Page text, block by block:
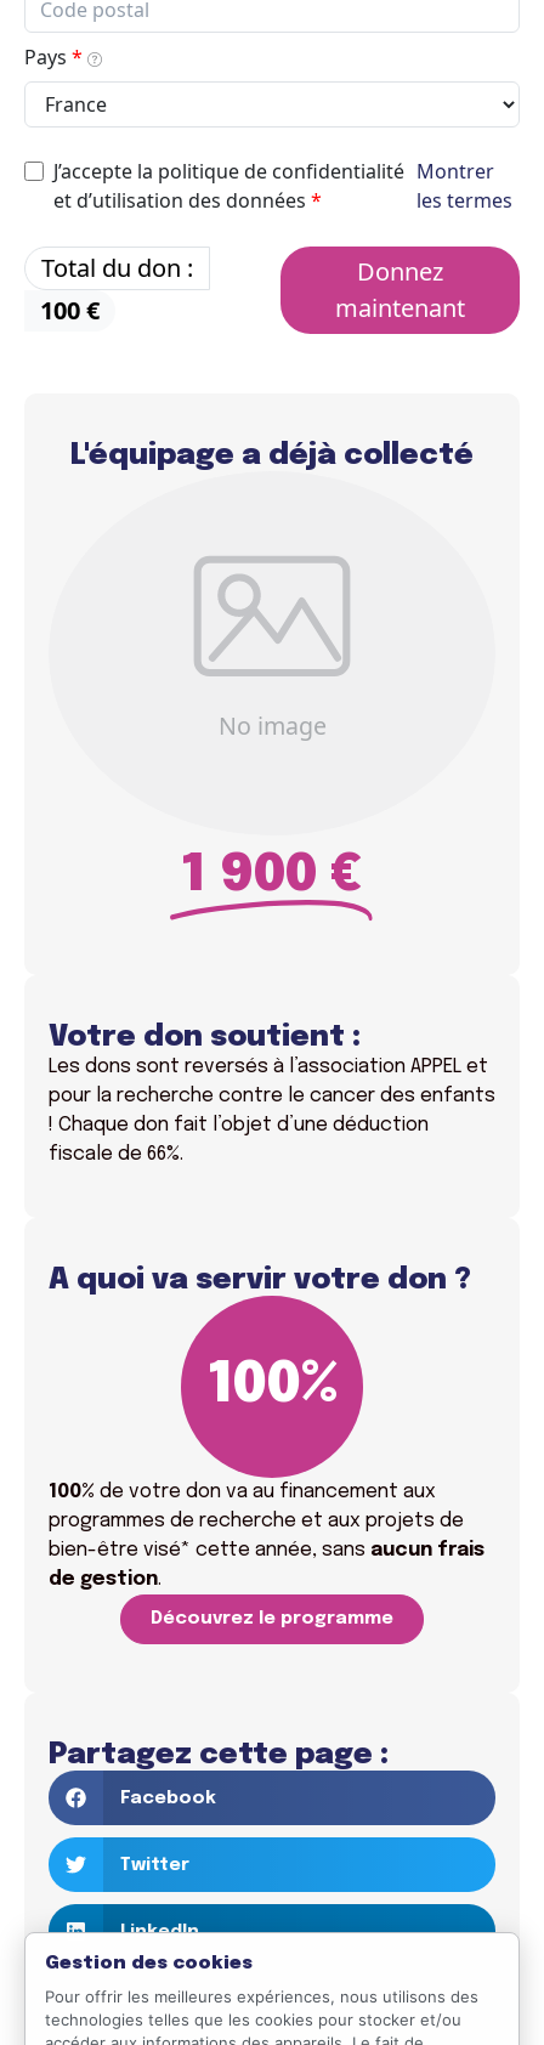
L'équipage a déjà collecté
1 900 €
Votre don soutient :
Les dons sont reversés à l’association APPEL et
pour la recherche contre le cancer des enfants
! Chaque don fait l’objet d’une déduction
fiscale de 66%.
A quoi va servir votre don ?
100%
100% de votre don va au financement aux
programmes de recherche et aux projets de
bien-être visé* cette année, sans aucun frais
de gestion.
Découvrez le programme
Partagez cette page :
Facebook
Twitter
LinkedIn
Email
Gestion des cookies
Pour offrir les meilleures expériences, nous utilisons des
technologies telles que les cookies pour stocker et/ou